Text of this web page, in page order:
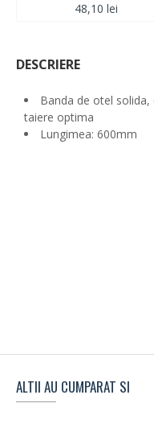
48,10 lei
DESCRIERE
Banda de otel
taiere optima
Lungimea: 600mm
ALTII AU CUMPARAT SI